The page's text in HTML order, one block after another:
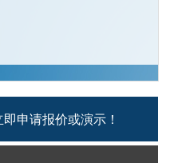
申请报价或演示！